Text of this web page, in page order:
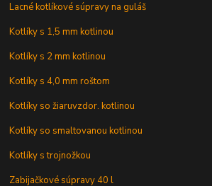
Lacné kotlíkové súpravy na guláš
Kotlíky s 1,5 mm kotlinou
Kotlíky s 2 mm kotlinou
Kotlíky s 4,0 mm roštom
Kotlíky so žiaruvzdor. kotlinou
Kotlíky so smaltovanou kotlinou
Kotlíky s trojnožkou
Zabijačkové súpravy 40 l